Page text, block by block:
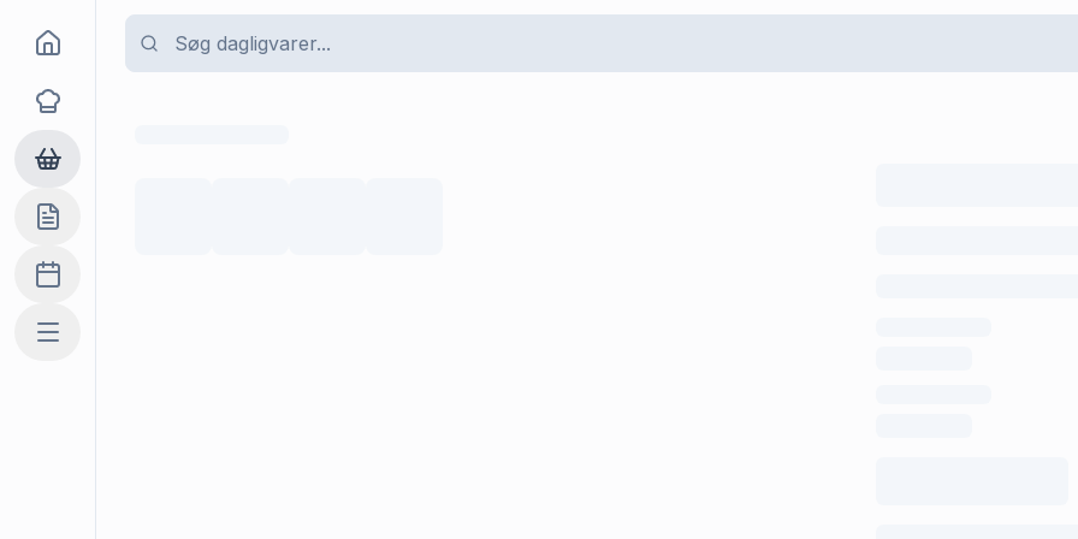
Goma
Opskrifter
Dagligvarer
Indkøbslisten
Madplan
Mere